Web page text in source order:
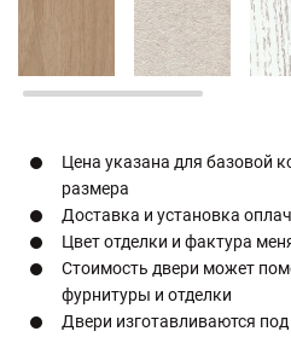
Цена указана для базовой
размера
Доставка и установка
Цвет отделки и фактура
Стоимость двери может
фурнитуры и отделки
Двери изготавливаются